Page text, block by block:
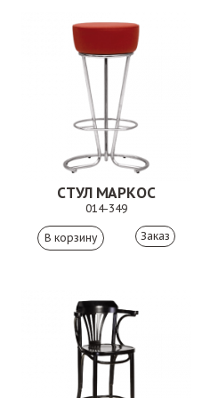
СТУЛ МАРКОС
014-349
Заказ